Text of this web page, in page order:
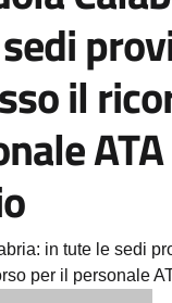
il
ATA
in tute le sedi
per il personale